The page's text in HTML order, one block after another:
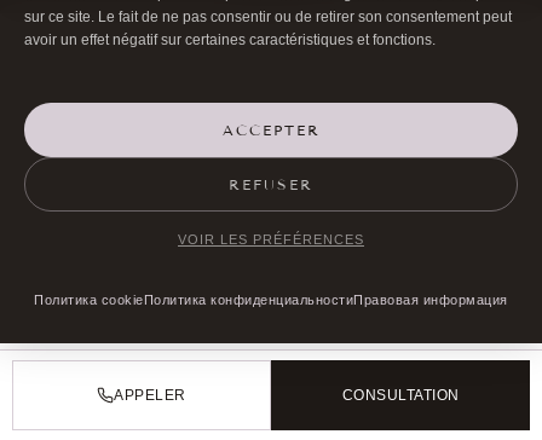
sur ce site. Le fait de ne pas consentir ou de retirer son consentement peut
avoir un effet négatif sur certaines caractéristiques et fonctions.
ACCEPTER
REFUSER
VOIR LES PRÉFÉRENCES
Политика cookieПолитика конфиденциальностиПравовая информация
APPELER CONSULTATION